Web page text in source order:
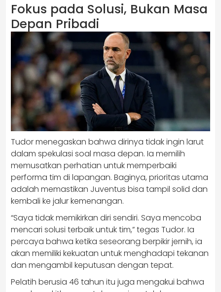
Fokus pada Solusi, Bukan Masa
Depan Pribadi
Tudor menegaskan bahwa dirinya tidak ingin larut
dalam spekulasi soal masa depan. Ia memilih
memusatkan perhatian untuk memperbaiki
performa tim di lapangan. Baginya, prioritas utama
adalah memastikan Juventus bisa tampil solid dan
kembali ke jalur kemenangan.
“Saya tidak memikirkan diri sendiri. Saya mencoba
mencari solusi terbaik untuk tim,” tegas Tudor. Ia
percaya bahwa ketika seseorang berpikir jernih, ia
akan memiliki kekuatan untuk menghadapi tekanan
dan mengambil keputusan dengan tepat.
Pelatih berusia 46 tahun itu juga mengakui bahwa